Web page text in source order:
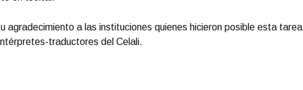
agradecimiento a las instituciones quienes hicieron posible esta tarea
traductores del Celali.